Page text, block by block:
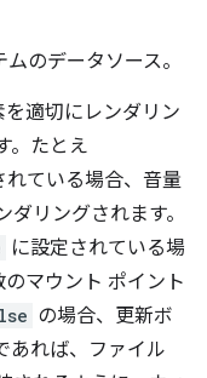
のデータソース。
適切にレンダリン
。たとえ
ている場合、音量
リングされます。
に設定されている場
マウント ポイント
の場合、更新ボ
あれば、ファイル